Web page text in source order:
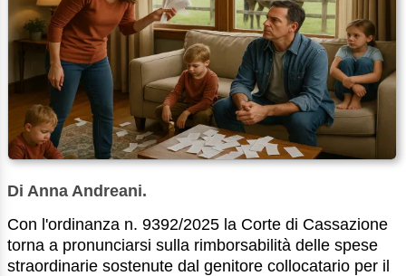
Di Anna Andreani.
Con l'ordinanza n. 9392/2025 la Corte di Cassazione
torna a pronunciarsi sulla rimborsabilità delle spese
straordinarie sostenute dal genitore collocatario per il